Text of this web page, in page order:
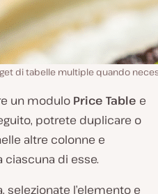
di tabelle multiple quando
un modulo Price Table e
potrete duplicare o
altre colonne e
ciascuna di esse.
selezionate l’elemento e